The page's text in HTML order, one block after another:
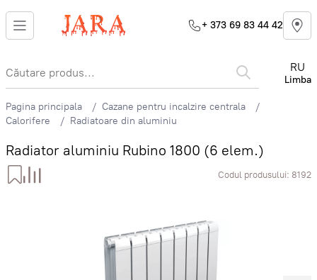
+ 373 69 83 44 42
RU
Limba
Pagina principala
Cazane pentru incalzire centrala
Calorifere
Radiatoare din aluminiu
Radiator aluminiu Rubino 1800 (6 elem.)
Codul produsului: 8192